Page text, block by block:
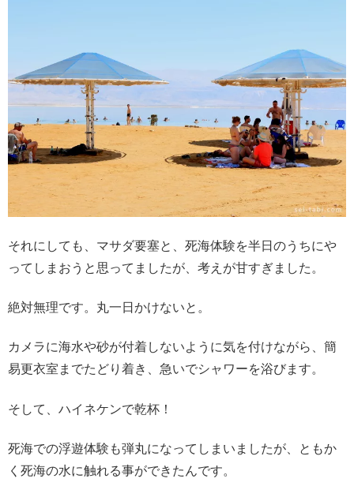
それにしても、マサダ要塞と、死海体験を半日のうちにや
ってしまおうと思ってましたが、考えが甘すぎました。
絶対無理です。丸一日かけないと。
カメラに海水や砂が付着しないように気を付けながら、簡
易更衣室までたどり着き、急いでシャワーを浴びます。
そして、ハイネケンで乾杯！
死海での浮遊体験も弾丸になってしまいましたが、ともか
く死海の水に触れる事ができたんです。